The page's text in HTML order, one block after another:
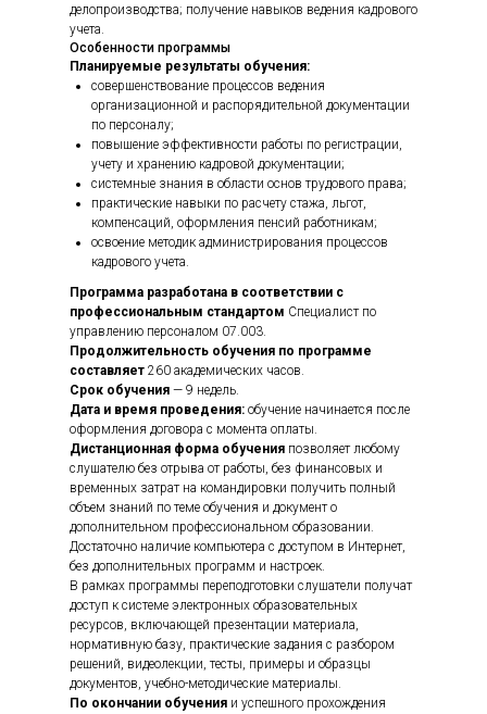
делопроизводства; получение навыков ведения кадрового
учета.
Особенности программы
Планируемые результаты обучения:
совершенствование процессов ведения
организационной и распорядительной документации
по персоналу;
повышение эффективности работы по регистрации,
учету и хранению кадровой документации;
системные знания в области основ трудового права;
практические навыки по расчету стажа, льгот,
компенсаций, оформления пенсий работникам;
освоение методик администрирования процессов
кадрового учета.
Программа разработана в соответствии с
профессиональным стандартом Специалист по
управлению персоналом 07.003.
Продолжительность обучения по программе
составляет 260 академических часов.
Срок обучения — 9 недель.
Дата и время проведения: обучение начинается после
оформления договора с момента оплаты.
Дистанционная форма обучения позволяет любому
слушателю без отрыва от работы, без финансовых и
временных затрат на командировки получить полный
объем знаний по теме обучения и документ о
дополнительном профессиональном образовании.
Достаточно наличие компьютера с доступом в Интернет,
без дополнительных программ и настроек.
В рамках программы переподготовки слушатели получат
доступ к системе электронных образовательных
ресурсов, включающей презентации материала,
нормативную базу, практические задания с разбором
решений, видеолекции, тесты, примеры и образцы
документов, учебно-методические материалы.
По окончании обучения и успешного прохождения